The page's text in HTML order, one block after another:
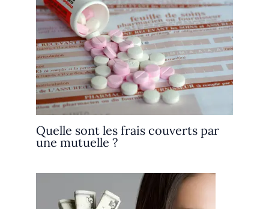
Quelle sont les frais couverts par
une mutuelle ?